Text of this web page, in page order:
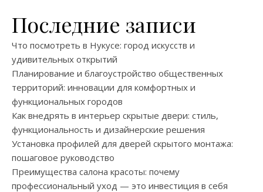
Последние записи
Что посмотреть в Нукусе: город искусств и
удивительных открытий
Планирование и благоустройство общественных
территорий: инновации для комфортных и
функциональных городов
Как внедрять в интерьер скрытые двери: стиль,
функциональность и дизайнерские решения
Установка профилей для дверей скрытого монтажа:
пошаговое руководство
Преимущества салона красоты: почему
профессиональный уход — это инвестиция в себя